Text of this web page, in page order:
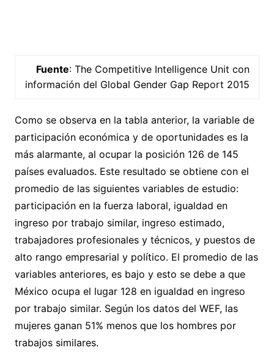
Fuente: The Competitive Intelligence Unit con
información del Global Gender Gap Report 2015
Como se observa en la tabla anterior, la variable de
participación económica y de oportunidades es la
más alarmante, al ocupar la posición 126 de 145
países evaluados. Este resultado se obtiene con el
promedio de las siguientes variables de estudio:
participación en la fuerza laboral, igualdad en
ingreso por trabajo similar, ingreso estimado,
trabajadores profesionales y técnicos, y puestos de
alto rango empresarial y político. El promedio de las
variables anteriores, es bajo y esto se debe a que
México ocupa el lugar 128 en igualdad en ingreso
por trabajo similar. Según los datos del WEF, las
mujeres ganan 51% menos que los hombres por
trabajos similares.